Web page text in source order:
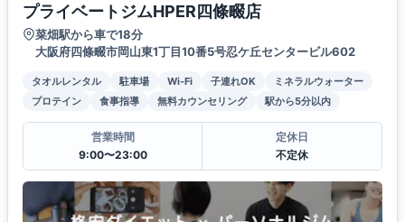
プライベートジムHPER四條畷店
菜畑駅から車で18分
大阪府四條畷市岡山東1丁目10番5号忍ケ丘センタービル602
タオルレンタル 駐車場 Wi-Fi 子連れOK
ミネラルウォーター
プロテイン
食事指導 無料カウンセリング 駅から5分以内
営業時間
9:00〜23:00
定休日
不定休